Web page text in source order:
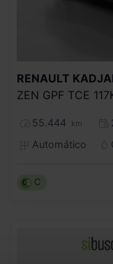
RENAULT
ZEN GPF TCE
55.444 km
Automático
C